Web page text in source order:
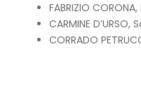
FABRIZIO
CARMINE
CORRADO